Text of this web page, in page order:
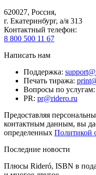
620027, Россия,
г. Екатеринбург, а/я 313
Контактный телефон:
8 800 500 11 67
Написать нам
Поддержка:
Печать тиража:
Вопросы по услугам:
PR: pr@ridero.ru
Предоставляя
контактным данным, вы
определенных Политикой
Последние новости
Плюсы Rideró, ISBN в